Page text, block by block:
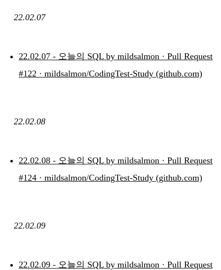
22.02.07
22.02.07 - 오늘의 SQL by mildsalmon · Pull Request
#122 · mildsalmon/CodingTest-Study (github.com)
22.02.08
22.02.08 - 오늘의 SQL by mildsalmon · Pull Request
#124 · mildsalmon/CodingTest-Study (github.com)
22.02.09
22.02.09 - 오늘의 SQL by mildsalmon · Pull Request